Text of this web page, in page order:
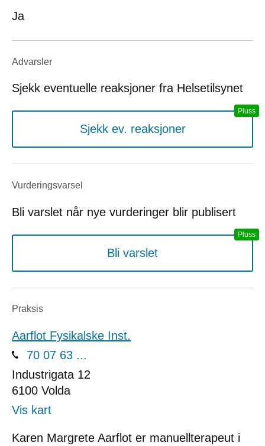
Ja
Advarsler
Sjekk eventuelle reaksjoner fra Helsetilsynet
Sjekk ev. reaksjoner
Vurderings­varsel
Bli varslet når nye vurderinger blir publisert
Bli varslet
Praksis
Aarflot Fysikalske Inst.
70 07 63 ...
Industrigata 12
6100 Volda
Vis kart
Karen Margrete Aarflot er manuellterapeut i